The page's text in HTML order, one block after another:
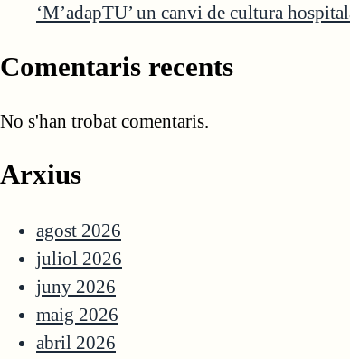
‘M’adapTU’ un canvi de cultura
Comentaris recents
No s'han trobat comentaris.
Arxius
agost 2026
juliol 2026
juny 2026
maig 2026
abril 2026